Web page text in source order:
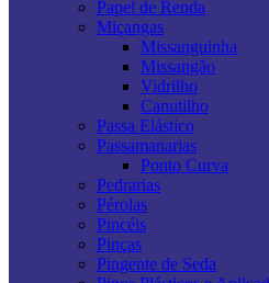
Papel de Renda
Miçangas
Missanguinha
Missangão
Vidrilho
Canutilho
Passa Elástico
Passamanarias
Ponto Curva
Pedrarias
Pérolas
Pincéis
Pinças
Pingente de Seda